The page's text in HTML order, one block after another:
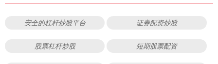
安全的杠杆炒股平台 证券配资炒股
股票杠杆炒股 短期股票配资